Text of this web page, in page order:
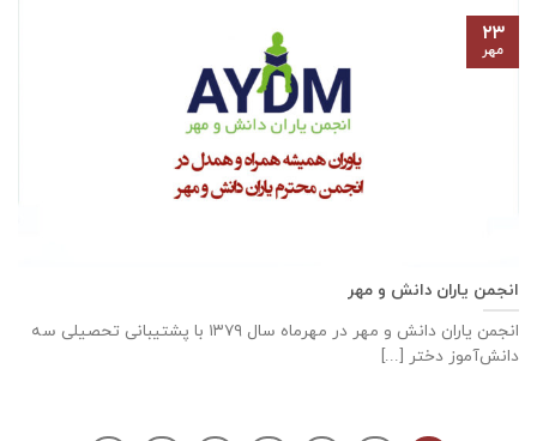
انجمن یاران دانش و مهر
انجمن یاران دانش و مهر در مهرماه سال ۱۳۷۹ با پشتیبانی تحصیلی سه
دانش‌آموز دختر [...]
۲۳
مهر